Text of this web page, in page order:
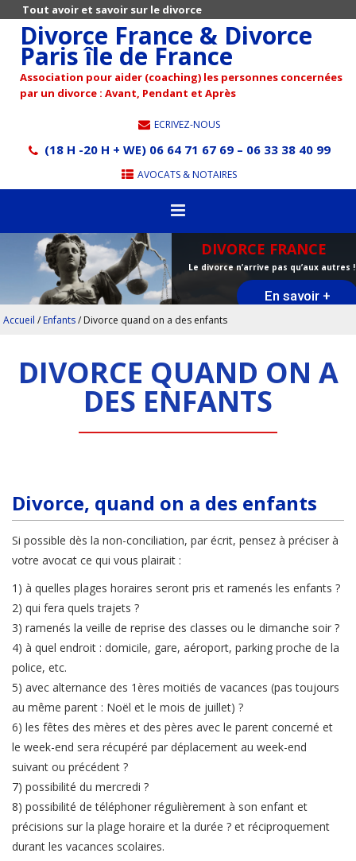
Tout avoir et savoir sur le divorce
Divorce France & Divorce
Paris île de France
Association pour aider (coaching) les personnes concernées
par un divorce : Avant, Pendant et Après
ECRIVEZ-NOUS
(18 H -20 H + WE) 06 64 71 67 69 – 06 33 38 40 99
AVOCATS & NOTAIRES
DIVORCE FRANCE
Le divorce n’arrive pas qu’aux autres !
En savoir +
Accueil / Enfants/ Divorce quand on a des enfants
DIVORCE QUAND ON A
DES ENFANTS
Divorce, quand on a des enfants
Si possible dès la non-conciliation, par écrit, pensez à préciser à
votre avocat ce qui vous plairait :
1) à quelles plages horaires seront pris et ramenés les enfants ?
2) qui fera quels trajets ?
3) ramenés la veille de reprise des classes ou le dimanche soir ?
4) à quel endroit : domicile, gare, aéroport, parking proche de la
police, etc.
5) avec alternance des 1ères moitiés de vacances (pas toujours
au même parent : Noël et le mois de juillet) ?
6) les fêtes des mères et des pères avec le parent concerné et
le week-end sera récupéré par déplacement au week-end
suivant ou précédent ?
7) possibilité du mercredi ?
8) possibilité de téléphoner régulièrement à son enfant et
précisions sur la plage horaire et la durée ? et réciproquement
durant les vacances scolaires.